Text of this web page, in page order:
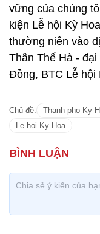
vững của chúng
kiện Lễ hội Kỳ
thường niên vào
Thân Thế Hà -
Đồng, BTC Lễ hội
Chủ đề: Thanh pho Ky
Le hoi Ky Hoa